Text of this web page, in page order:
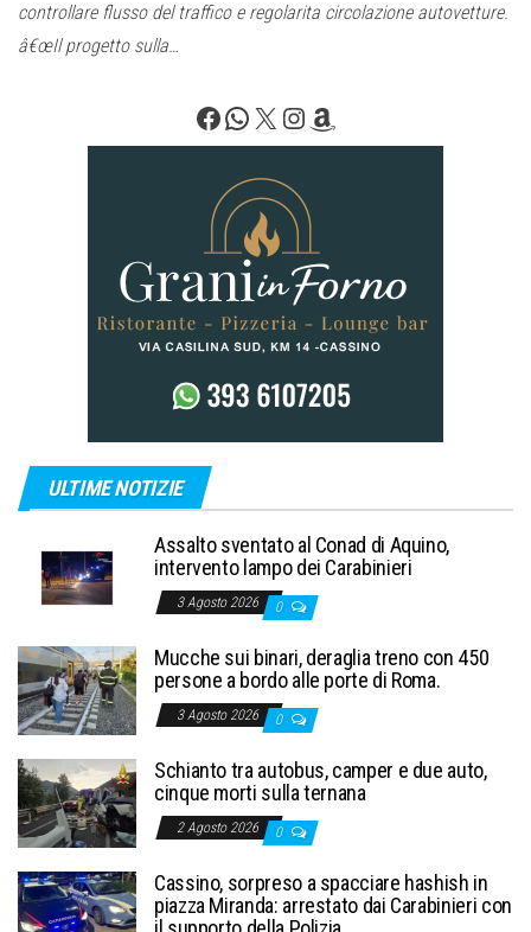
controllare flusso del traffico e regolarita circolazione autovetture.
â€œIl progetto sulla…
Facebook
WhatsApp
X Instagram
Amazon
ULTIME NOTIZIE
Assalto sventato al Conad di Aquino,
intervento lampo dei Carabinieri
3 Agosto 2026 0
Mucche sui binari, deraglia treno con 450
persone a bordo alle porte di Roma.
3 Agosto 2026 0
Schianto tra autobus, camper e due auto,
cinque morti sulla ternana
2 Agosto 2026 0
Cassino, sorpreso a spacciare hashish in
piazza Miranda: arrestato dai Carabinieri con